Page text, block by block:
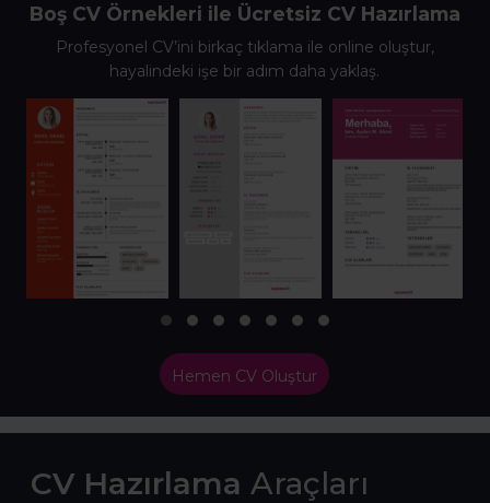
Boş CV Örnekleri ile Ücretsiz CV Hazırlama
Profesyonel CV’ini birkaç tıklama ile online oluştur,
hayalindeki işe bir adım daha yaklaş.
Hemen CV Oluştur
CV Hazırlama Araçları